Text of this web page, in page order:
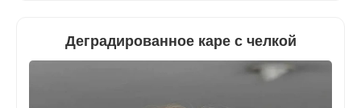
Деградированное каре с челкой